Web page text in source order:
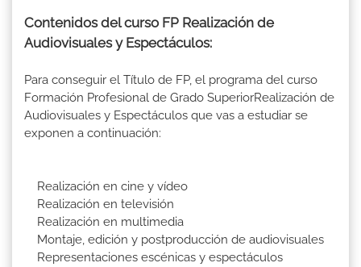
Contenidos del curso FP Realización de
Audiovisuales y Espectáculos:
Para conseguir el Título de FP, el programa del curso
Formación Profesional de Grado SuperiorRealización de
Audiovisuales y Espectáculos que vas a estudiar se
exponen a continuación:
Realización en cine y vídeo
Realización en televisión
Realización en multimedia
Montaje, edición y postproducción de audiovisuales
Representaciones escénicas y espectáculos